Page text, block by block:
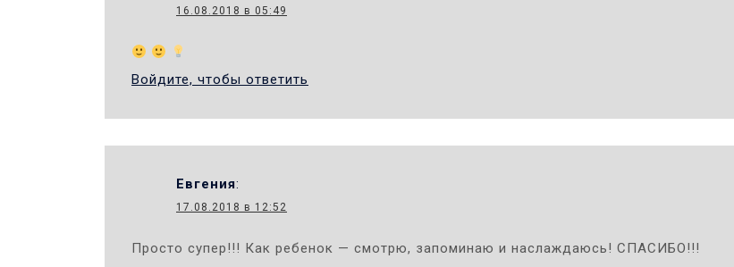
16.08.2018 в 05:49
Войдите, чтобы ответить
Евгения:
17.08.2018 в 12:52
Просто супер!!! Как ребенок — смотрю, запоминаю и наслаждаюсь! СПАСИБО!!!